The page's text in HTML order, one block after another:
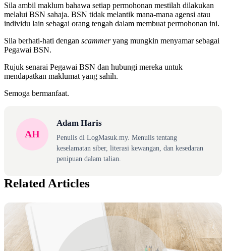
Sila ambil maklum bahawa setiap permohonan mestilah dilakukan
melalui BSN sahaja. BSN tidak melantik mana-mana agensi atau
individu lain sebagai orang tengah dalam membuat permohonan ini.
Sila berhati-hati dengan scammeryang mungkin menyamar sebagai
Pegawai BSN.
Rujuk senarai Pegawai BSN dan hubungi mereka untuk
mendapatkan maklumat yang sahih.
Semoga bermanfaat.
AH
Adam Haris
Penulis di LogMasuk.my. Menulis tentang
keselamatan siber, literasi kewangan, dan kesedaran
penipuan dalam talian.
Related Articles